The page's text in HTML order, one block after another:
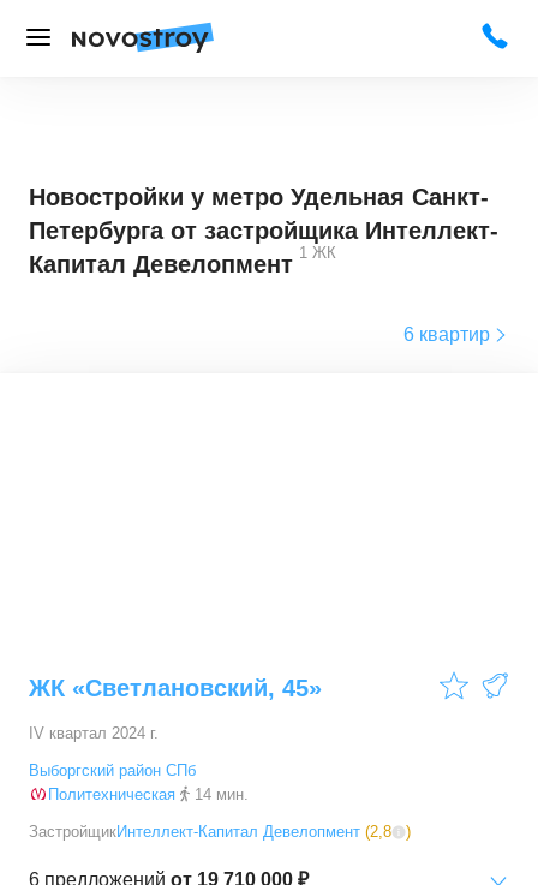
Новостройки у метро Удельная Санкт-
Петербурга от застройщика Интеллект-
Капитал Девелопмент 1 ЖК
6 квартир
ЖК «Светлановский, 45»
IV квартал 2024 г.
Выборгский район СПб
Политехническая
14 мин.
ЗастройщикИнтеллект-Капитал Девелопмент (2,8 )
6 предложений от 19 710 000 ₽